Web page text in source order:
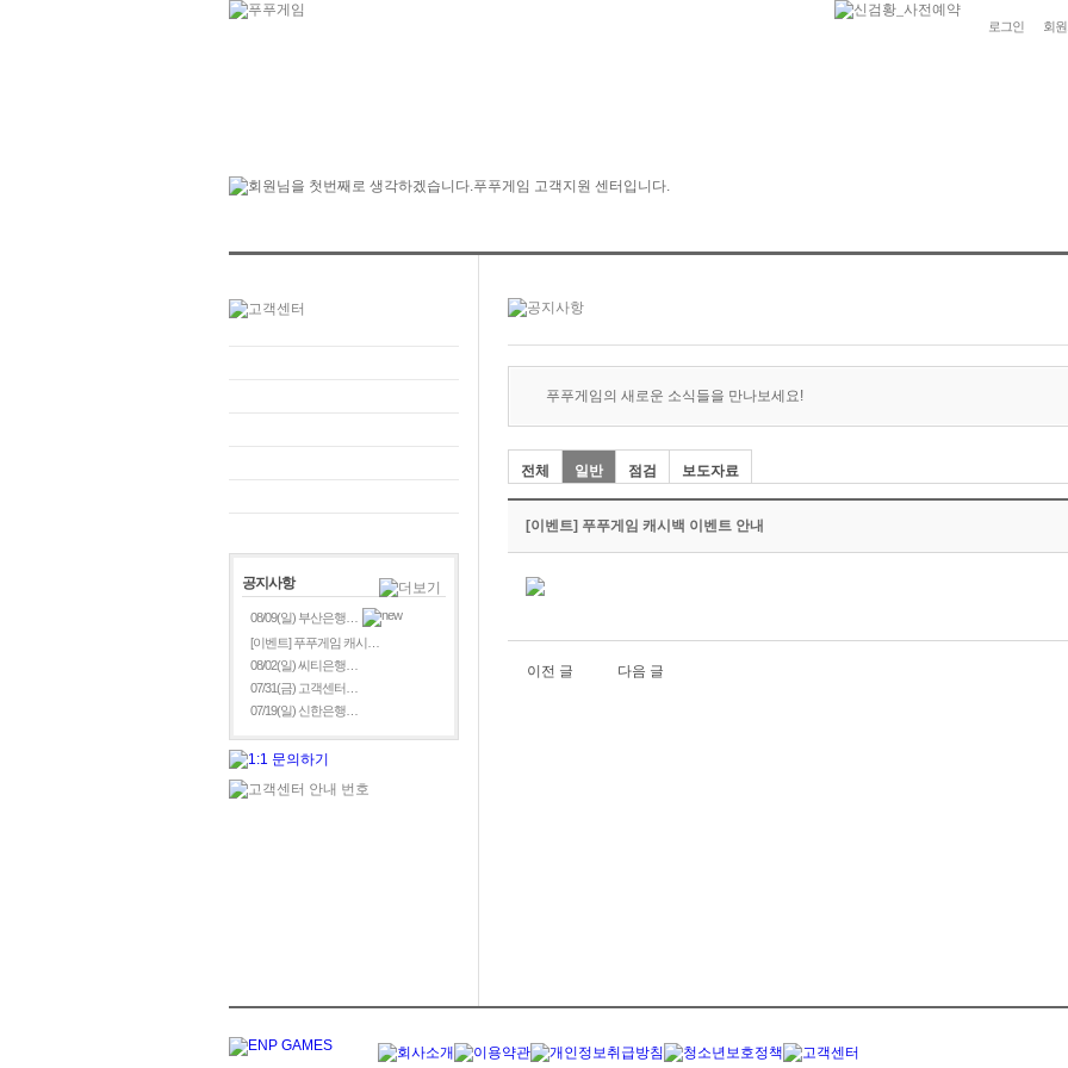
로그인 회
공지사항
08/09(일) 부산은행…
[이벤트] 푸푸게임 캐시…
08/02(일) 씨티은행…
07/31(금) 고객센터…
07/19(일) 신한은행…
푸푸게임의 새로운 소식들을 만나보세요!
전체 일반 점검 보도자료
[이벤트] 푸푸게임 캐시백 이벤트 안내
이전 글 다음 글